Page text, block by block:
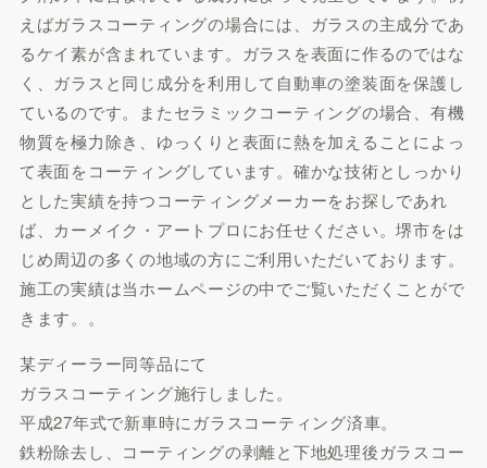
えばガラスコーティングの場合には、ガラスの主成分であ
るケイ素が含まれています。ガラスを表面に作るのではな
く、ガラスと同じ成分を利用して自動車の塗装面を保護し
ているのです。またセラミックコーティングの場合、有機
物質を極力除き、ゆっくりと表面に熱を加えることによっ
て表面をコーティングしています。確かな技術としっかり
とした実績を持つコーティングメーカーをお探しであれ
ば、カーメイク・アートプロにお任せください。堺市をは
じめ周辺の多くの地域の方にご利用いただいております。
施工の実績は当ホームページの中でご覧いただくことがで
きます。。
某ディーラー同等品にて
ガラスコーティング施行しました。
平成27年式で新車時にガラスコーティング済車。
鉄粉除去し、コーティングの剥離と下地処理後ガラスコー